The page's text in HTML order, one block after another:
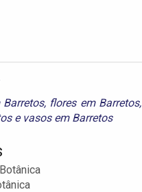
Barretos, flores em Barretos,
e vasos em Barretos